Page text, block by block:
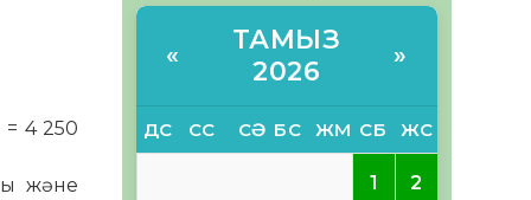
4 250
және
«
ТАМЫЗ
2026
»
ДС СС СӘ БС ЖМ СБ ЖС
1 2